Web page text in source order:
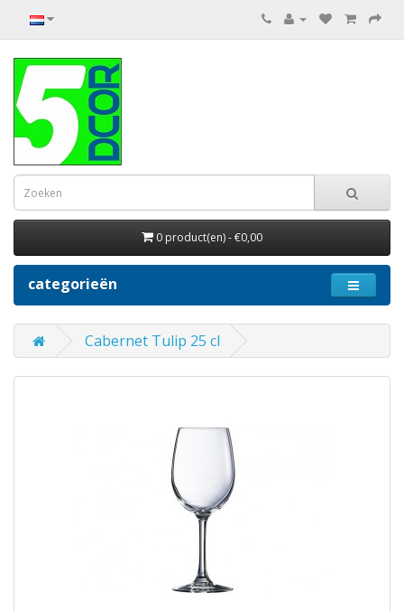
0 product(en) - €0,00
categorieën
Cabernet Tulip 25 cl